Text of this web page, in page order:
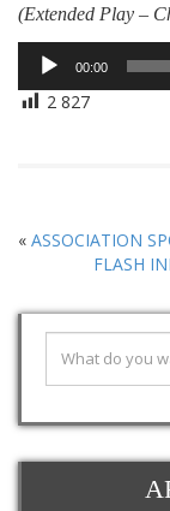
(Extended Play –
Lecteur
audio
00:00
2 827
« ASSOCIATION
FLASH